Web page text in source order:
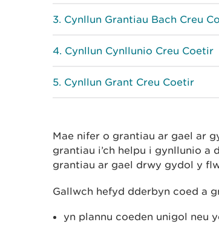
Cynllun Grantiau Bach Creu
Cynllun Cynllunio Creu Coetir
Cynllun Grant Creu Coetir
Mae nifer o grantiau ar gael ar
grantiau i’ch helpu i gynllunio a
grantiau ar gael drwy gydol y
Gallwch hefyd dderbyn coed a
yn plannu coeden unigol neu